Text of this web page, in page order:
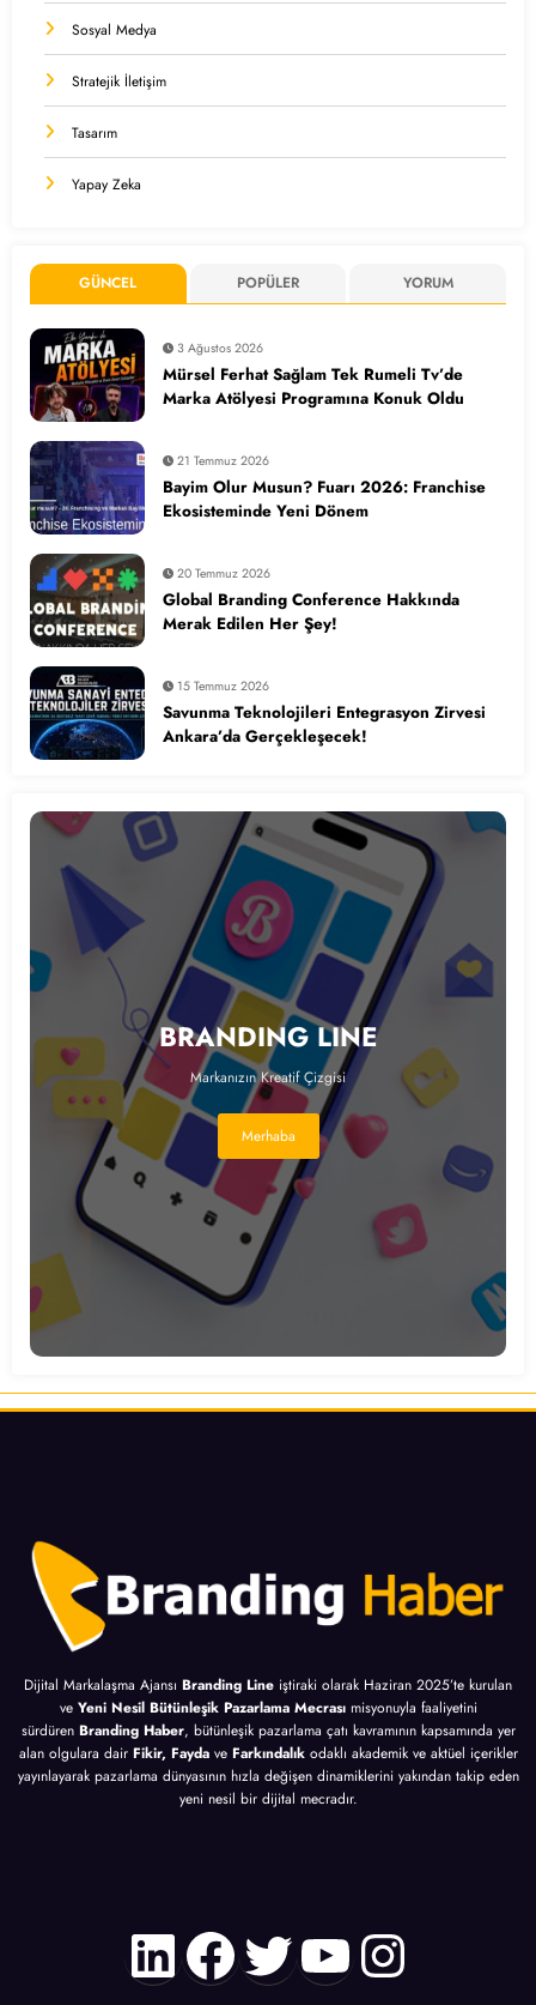
Sosyal Medya
Stratejik İletişim
Tasarım
Yapay Zeka
GÜNCEL POPÜLER YORUM
3 Ağustos 2026
Mürsel Ferhat Sağlam Tek Rumeli Tv’de
Marka Atölyesi Programına Konuk Oldu
21 Temmuz 2026
Bayim Olur Musun? Fuarı 2026: Franchise
Ekosisteminde Yeni Dönem
20 Temmuz 2026
Global Branding Conference Hakkında
Merak Edilen Her Şey!
15 Temmuz 2026
Savunma Teknolojileri Entegrasyon Zirvesi
Ankara’da Gerçekleşecek!
BRANDING LINE
Markanızın Kreatif Çizgisi
Merhaba
Dijital Markalaşma Ajansı Branding Line iştiraki olarak Haziran 2025’te kurulan
ve Yeni Nesil Bütünleşik Pazarlama Mecrası misyonuyla faaliyetini
sürdüren Branding Haber, bütünleşik pazarlama çatı kavramının kapsamında yer
alan olgulara dair Fikir, Fayda ve Farkındalık odaklı akademik ve aktüel içerikler
yayınlayarak pazarlama dünyasının hızla değişen dinamiklerini yakından takip eden
yeni nesil bir dijital mecradır.
LinkedIn
Facebook
Twitter
YouTube